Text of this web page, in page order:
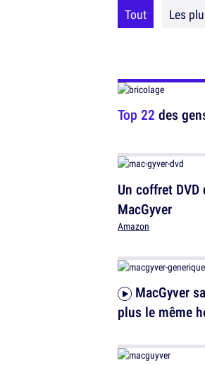
Tout Les
Top 22 des
Un coffret DVD
MacGyver
Amazon
plus le même